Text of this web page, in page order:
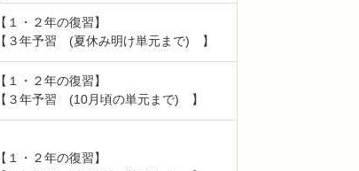
【１・２年の復習】
【３年予習 (夏休み明け単元まで) 】
【１・２年の復習】
【３年予習 (10月頃の単元まで) 】
【１・２年の復習】